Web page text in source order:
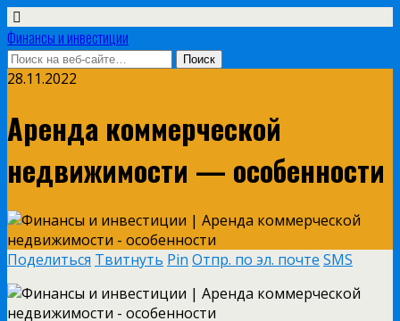
Финансы и инвестиции
28.11.2022
Аренда коммерческой
недвижимости — особенности
Поделиться Твитнуть Pin Отпр. по эл. почте SMS